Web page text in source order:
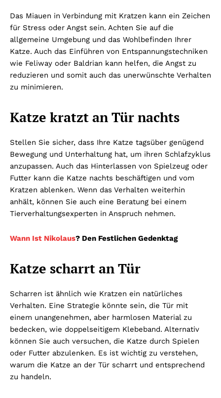
Das Miauen in Verbindung mit Kratzen kann ein Zeichen
für Stress oder Angst sein. Achten Sie auf die
allgemeine Umgebung und das Wohlbefinden Ihrer
Katze. Auch das Einführen von Entspannungstechniken
wie Feliway oder Baldrian kann helfen, die Angst zu
reduzieren und somit auch das unerwünschte Verhalten
zu minimieren.
Katze kratzt an Tür nachts
Stellen Sie sicher, dass Ihre Katze tagsüber genügend
Bewegung und Unterhaltung hat, um ihren Schlafzyklus
anzupassen. Auch das Hinterlassen von Spielzeug oder
Futter kann die Katze nachts beschäftigen und vom
Kratzen ablenken. Wenn das Verhalten weiterhin
anhält, können Sie auch eine Beratung bei einem
Tierverhaltungsexperten in Anspruch nehmen.
Wann Ist Nikolaus? Den Festlichen Gedenktag
Katze scharrt an Tür
Scharren ist ähnlich wie Kratzen ein natürliches
Verhalten. Eine Strategie könnte sein, die Tür mit
einem unangenehmen, aber harmlosen Material zu
bedecken, wie doppelseitigem Klebeband. Alternativ
können Sie auch versuchen, die Katze durch Spielen
oder Futter abzulenken. Es ist wichtig zu verstehen,
warum die Katze an der Tür scharrt und entsprechend
zu handeln.